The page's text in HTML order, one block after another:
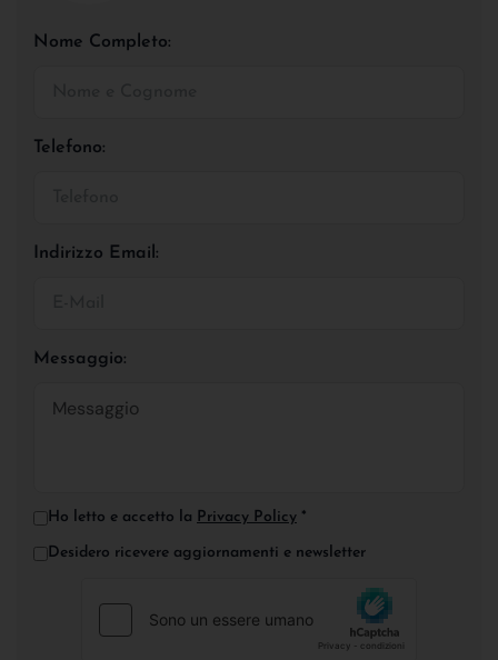
Nome Completo:
Telefono:
Indirizzo Email:
Messaggio:
Ho letto e accetto la Privacy Policy *
Desidero ricevere aggiornamenti e newsletter